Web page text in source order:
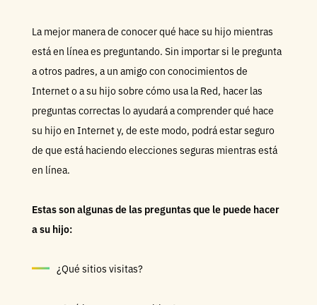
La mejor manera de conocer qué hace su hijo mientras
está en línea es preguntando. Sin importar si le pregunta
a otros padres, a un amigo con conocimientos de
Internet o a su hijo sobre cómo usa la Red, hacer las
preguntas correctas lo ayudará a comprender qué hace
su hijo en Internet y, de este modo, podrá estar seguro
de que está haciendo elecciones seguras mientras está
en línea.
Estas son algunas de las preguntas que le puede hacer
a su hijo:
¿Qué sitios visitas?